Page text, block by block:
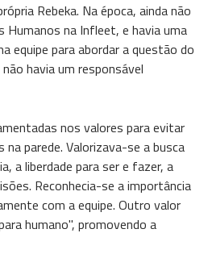
Rebeka. Na época, ainda não
Humanos na Infleet, e havia uma
equipe para abordar a questão do
havia um responsável
nos valores para evitar
parede. Valorizava-se a busca
a liberdade para ser e fazer, a
Reconhecia-se a importância
com a equipe. Outro valor
humano", promovendo a